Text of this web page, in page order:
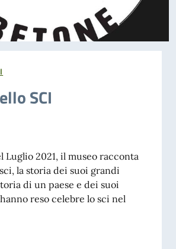
SCI
Luglio 2021, il museo racconta
la storia dei suoi grandi
di un paese e dei suoi
reso celebre lo sci nel